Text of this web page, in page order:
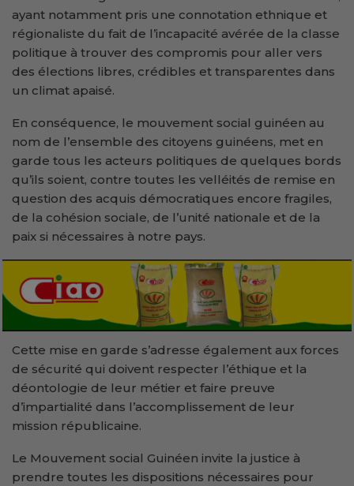
ayant notamment pris une connotation ethnique et
régionaliste du fait de l’incapacité avérée de la classe
politique à trouver des compromis pour aller vers
des élections libres, crédibles et transparentes dans
un climat apaisé.
En conséquence, le mouvement social guinéen au
nom de l’ensemble des citoyens guinéens, met en
garde tous les acteurs politiques de quelques bords
qu’ils soient, contre toutes les velléités de remise en
question des acquis démocratiques encore fragiles,
de la cohésion sociale, de l’unité nationale et de la
paix si nécessaires à notre pays.
Cette mise en garde s’adresse également aux forces
de sécurité qui doivent respecter l’éthique et la
déontologie de leur métier et faire preuve
d’impartialité dans l’accomplissement de leur
mission républicaine.
Le Mouvement social Guinéen invite la justice à
prendre toutes les dispositions nécessaires pour